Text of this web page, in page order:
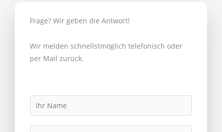
Frage? Wir geben die Antwort!
Wir melden schnellstmöglich telefonisch oder
per Mail zurück.
a
m